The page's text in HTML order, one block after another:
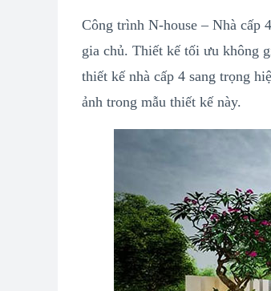
Công trình N-house – Nhà cấp
gia chủ. Thiết kế tối ưu không
thiết kế nhà cấp 4 sang trọng
ảnh trong mẫu thiết kế này.